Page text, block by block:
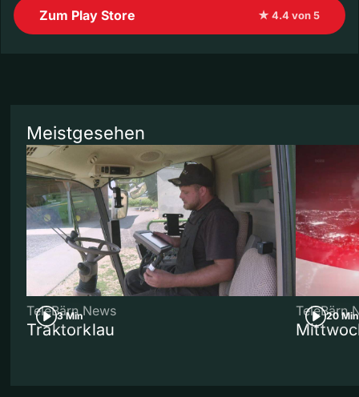
Zum Play Store ★ 4.4 von 5
Meistgesehen
3 Min
TeleBärn News
Traktorklau
20 Min
TeleBärn